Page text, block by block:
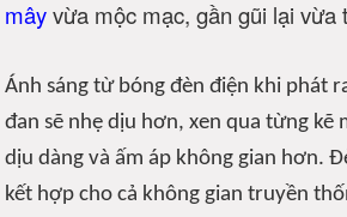
mâyvừa mộc mạc, gần gũi lại vừa
Ánh sáng từ bóng đèn điện khi phát
đan sẽ nhẹ dịu hơn, xen qua từng kẽ
dịu dàng và ấm áp không gian hơn.
kết hợp cho cả không gian truyền